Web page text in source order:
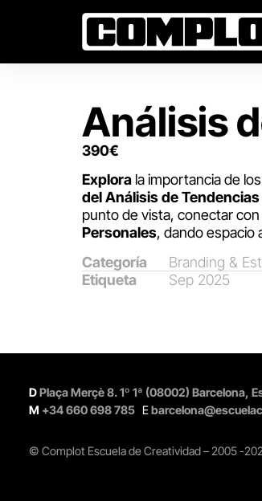
Análisis
390€
Explora la importancia de los
del Análisis de Tendencias
punto de vista, conectar
Personales, dando espacio
Categoría
Branding &
Etiqueta
Sep 2025
DPlaça Merçè 8. 1º 1ª (08002) Barcelona,
M +34 660 698 785 E
© Complot Escuela de Creatividad – 2005 -